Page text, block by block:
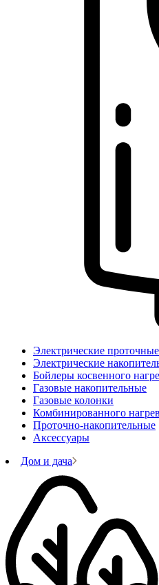
Электрические проточные
Электрические
Бойлеры косвенного
Газовые накопительные
Газовые колонки
Комбинированного
Проточно-накопительные
Аксессуары
Дом и дача